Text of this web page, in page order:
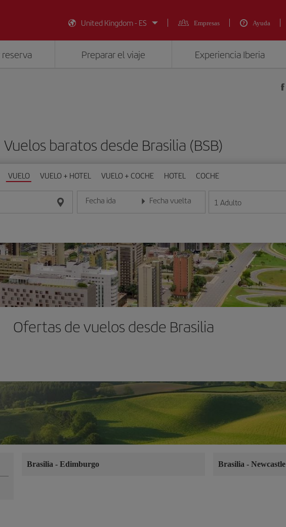
United Kingdom - ES
Empresas Ayuda
Preparar el viaje Experiencia Iberia
Vuelos baratos desde Brasilia (BSB)
VUELO VUELO + HOTEL VUELO + COCHE HOTEL COCHE
Fecha ida
Introduce la fecha en formato día/mes/año
Fecha vuelta
Introduce la fecha en formato día/mes/año
1 Adulto
Ofertas de vuelos desde Brasilia
Brasilia - Edimburgo Brasilia-Newcastle